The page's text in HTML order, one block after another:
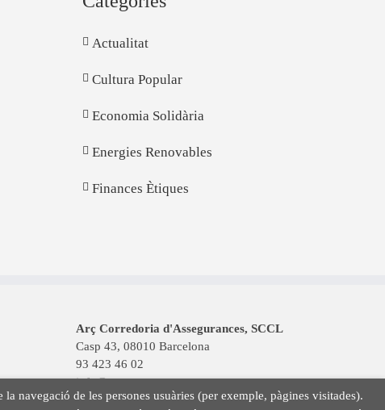
Actualitat
Cultura Popular
Economia Solidària
Energies Renovables
Finances Ètiques
Arç Corredoria d'Assegurances, SCCL
Casp 43, 08010 Barcelona
93 423 46 02
info@arc.coop
navegació de les persones usuàries (per exemple, pàgines visitades).